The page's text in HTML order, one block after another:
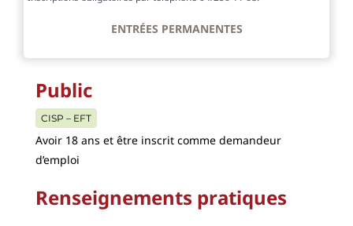
ENTRÉES PERMANENTES
Public
CISP – EFT
Avoir 18 ans et être inscrit comme demandeur
d’emploi
Renseignements pratiques